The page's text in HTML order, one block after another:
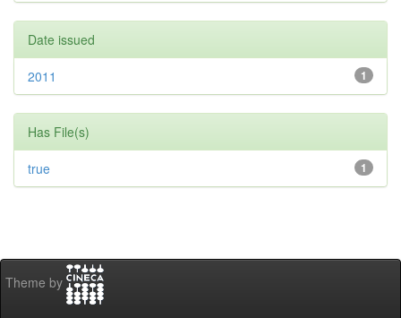
Date issued
1
2011
Has File(s)
1
true
Theme by